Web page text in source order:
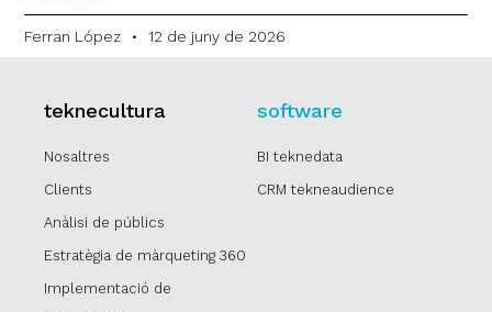
Ferran López 12 de juny de 2026
teknecultura
Nosaltres
Clients
Anàlisi de públics
Estratègia de màrqueting 360
Implementació de
software
BI teknedata
CRM tekneaudience